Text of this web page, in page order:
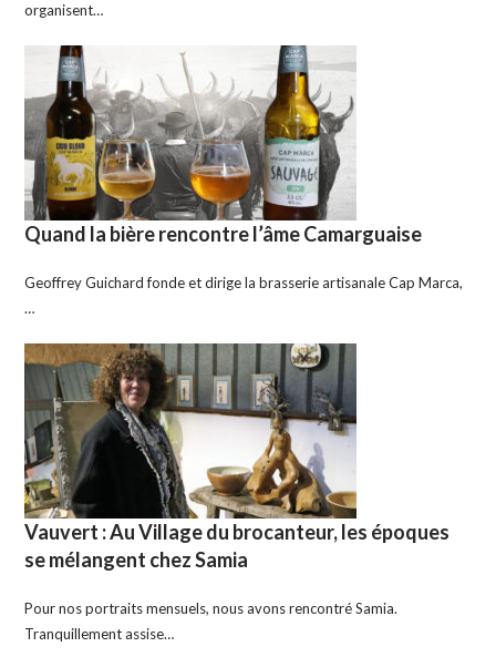
organisent…
Quand la bière rencontre l’âme Camarguaise
Geoffrey Guichard fonde et dirige la brasserie artisanale Cap Marca,
…
Vauvert : Au Village du brocanteur, les époques
se mélangent chez Samia
Pour nos portraits mensuels, nous avons rencontré Samia.
Tranquillement assise…